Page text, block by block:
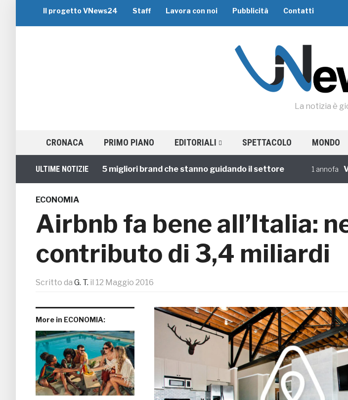
Il progetto VNews24 Staff Lavora con noi Pubblicità Contatti
La notizia è
CRONACA PRIMO PIANO EDITORIALI SPETTACOLO MONDO
ULTIME NOTIZIE
Viaggi di Gruppo: i 5 migliori brand che stanno guidando il settore 1 annofa Viaggi
ECONOMIA
Airbnb fa bene all’Italia:
contributo di 3,4 miliardi
Scritto da G. T. il 12 Maggio 2016
More in ECONOMIA: